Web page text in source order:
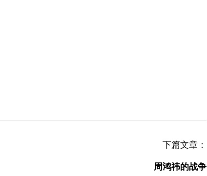
下篇文章：
周鸿祎的战争